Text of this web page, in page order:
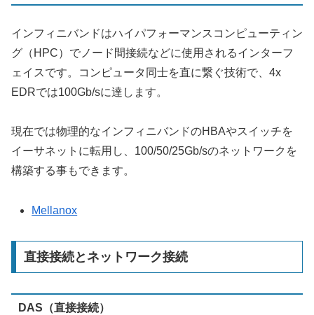
インフィニバンドはハイパフォーマンスコンピューティン
グ（HPC）でノード間接続などに使用されるインターフ
ェイスです。コンピュータ同士を直に繋ぐ技術で、4x
EDRでは100Gb/sに達します。
現在では物理的なインフィニバンドのHBAやスイッチを
イーサネットに転用し、100/50/25Gb/sのネットワークを
構築する事もできます。
Mellanox
直接接続とネットワーク接続
DAS（直接接続）